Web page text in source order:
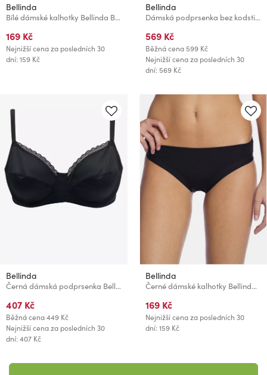
Bellinda
Bílé dámské kalhotky Bellinda BREEZE SLIP
169 Kč
Nejnižší cena za posledních 30
dní: 159 Kč
Bellinda
Dámská podprsenka bez kodstic - černá
569 Kč
Běžná cena599 Kč
Nejnižší cena za posledních 30
dní: 569 Kč
Bellinda
Černá dámská podprsenka Bellinda SUPPORT BRA
407 Kč
Běžná cena449 Kč
Nejnižší cena za posledních 30
dní: 407 Kč
Bellinda
Černé dámské kalhotky Bellinda BREEZE SLIP
169 Kč
Nejnižší cena za posledních 30
dní: 159 Kč